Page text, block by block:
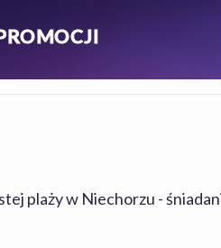
plaży w Niechorzu -